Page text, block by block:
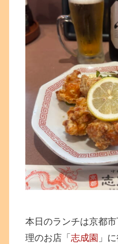
本日のランチは京都
理のお店「志成園 」